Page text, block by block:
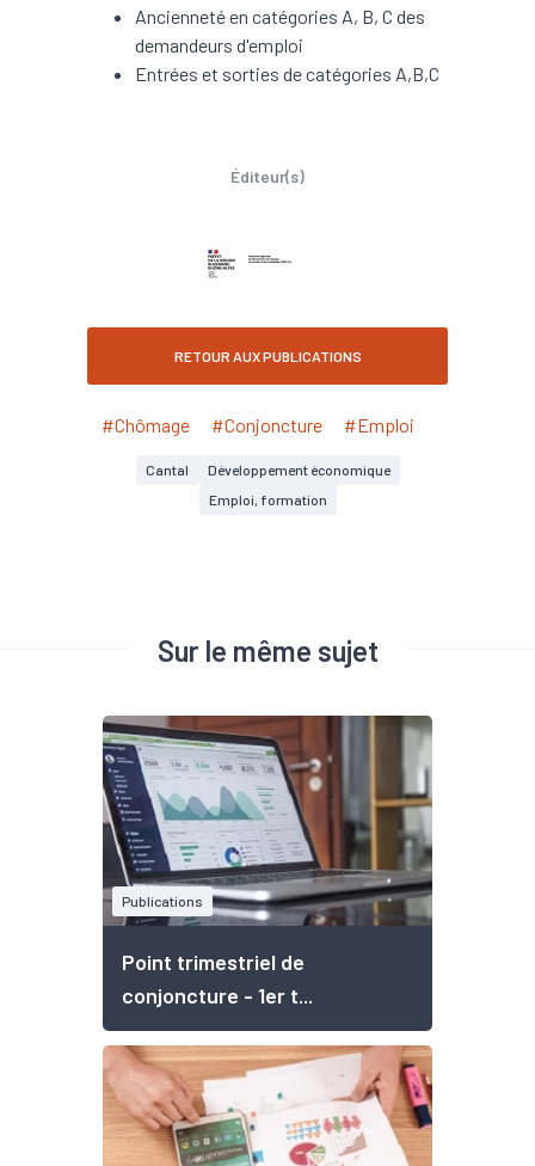
Ancienneté en catégories A, B, C des
demandeurs d'emploi
Entrées et sorties de catégories A,B,C
Éditeur(s)
RETOUR AUX PUBLICATIONS
#Chômage #Conjoncture #Emploi
Cantal
Développement économique
Emploi, formation
Sur le même sujet
Publications
Point trimestriel de
conjoncture - 1er t...